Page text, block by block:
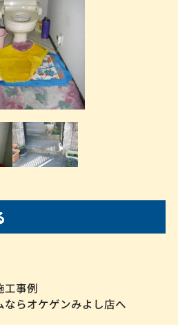
工事例
らオケゲンみよし店へ